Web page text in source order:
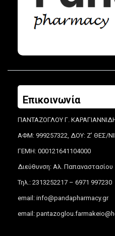
Επικοινωνία
ΠΑΝΤΑΖΟΓΛΟΥ Γ.
ΑΦΜ: 999257322, ΔΟΥ: Ζ’ ΘΕΣ/
ΓΕΜΗ: 000121641104000
Διεύθυνση: Αλ.
Τηλ.: 2313252217 – 6971 997230
email: info@pandapharmacy.gr
email: